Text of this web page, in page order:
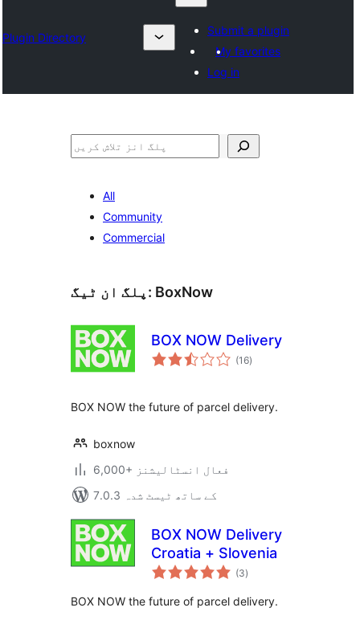
Plugin Directory
Submit a plugin
My favorites
Log in
تلاش
All
Community
Commercial
پلگ ان ٹیگ: BoxNow
BOX NOW Delivery
(16مجموعی
درجہ
)
BOX NOW the future of parcel delivery.
boxnow
6,000+ فعال انسٹالیشنز
7.0.3 کے ساتھ ٹیسٹ شدہ
BOX NOW Delivery
Croatia + Slovenia
(3مجموعی
درجہ
)
BOX NOW the future of parcel delivery.